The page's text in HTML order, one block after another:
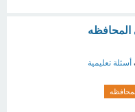
المحافظه
أسئلة تعليمية